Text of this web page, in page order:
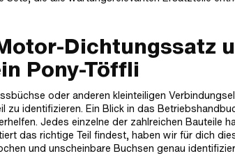
Dichtungssatz
Pony-Töffli
oder anderen kleinteiligen
identifizieren. Ein Blick in das
Jedes einzelne der zahlreichen Bauteile
das richtige Teil findest, haben wir für dich
und unscheinbare Buchsen genau